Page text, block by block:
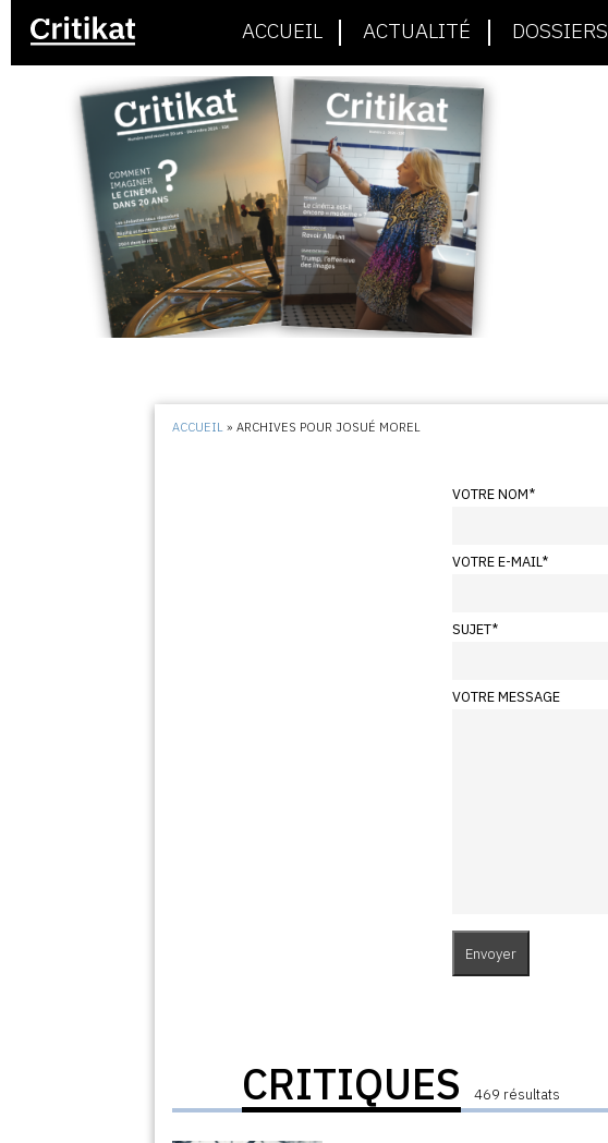
ACCUEIL ACTUALITÉ DOSSIERS
ACCUEIL »ARCHIVES POUR JOSUÉ MOREL
VOTRE NOM*
VOTRE E-MAIL*
SUJET*
VOTRE MESSAGE
CRITIQUES 469 résultats